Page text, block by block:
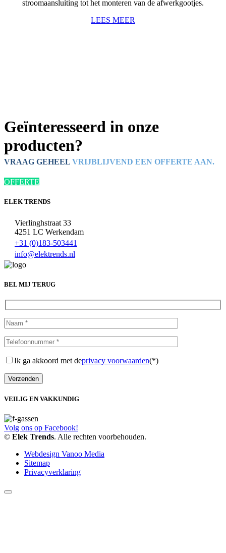
stroomaansluiting tot het monteren van de afwerkgootjes.
LEES MEER
Geïnteresseerd in onze
producten?
VRAAG GEHEEL VRIJBLIJVEND EEN OFFERTE AAN.
OFFERTE
ELEK TRENDS
Vierlinghstraat 33
4251 LC Werkendam
+31 (0)183-503441
info@elektrends.nl
BEL MIJ TERUG
Ik ga akkoord met deprivacy voorwaarden(*)
VEILIG EN VAKKUNDIG
Volg ons op Facebook!
© Elek Trends. Alle rechten voorbehouden.
Webdesign Vanoo Media
Sitemap
Privacyverklaring